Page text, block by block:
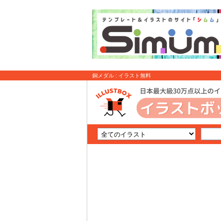
銅メダル : イラスト無料